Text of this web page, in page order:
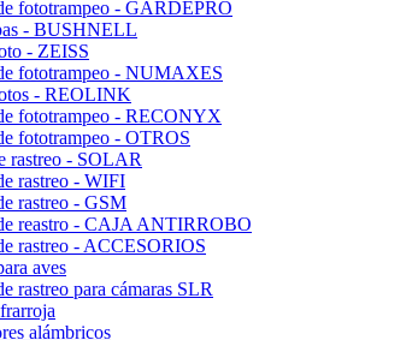
fototrampeo - GARDEPRO
- BUSHNELL
- ZEISS
fototrampeo - NUMAXES
- REOLINK
fototrampeo - RECONYX
fototrampeo - OTROS
rastreo - SOLAR
rastreo - WIFI
rastreo - GSM
reastro - CAJA ANTIRROBO
rastreo - ACCESORIOS
aves
rastreo para cámaras SLR
alámbricos